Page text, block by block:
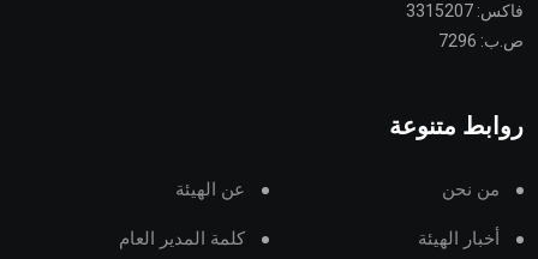
فاكس: 3315207
ص.ب: 7296
روابط متنوعة
من نحن عن الهيئة
أخبار الهيئة كلمة المدير العام